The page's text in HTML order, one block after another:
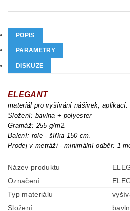
POPIS
PARAMETRY
DISKUZE
ELEGANT
materiál pro vyšívání nášivek, aplikací.
Složení: bavlna + polyester
Gramáž: 255 g/m2.
Balení: role - šířka 150 cm.
Prodej v metráži - minimální odběr: 1
Název produktu
Označení
Typ materiálu
Složení